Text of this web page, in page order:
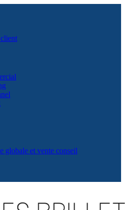
globale et vente conseil